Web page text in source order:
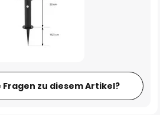
Fragen zu diesem Artikel?